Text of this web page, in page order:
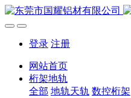
登录 注册
网站首页
桁架地轨
全部 地轨天轨 数控桁架